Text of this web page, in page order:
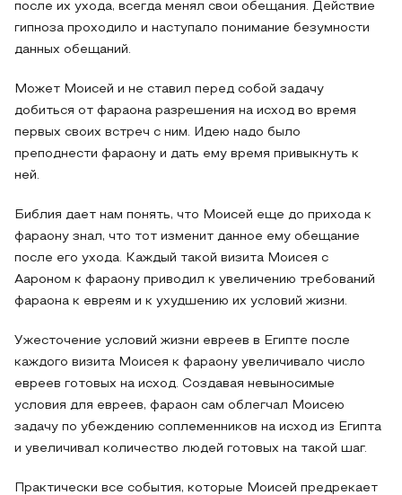
после их ухода, всегда менял свои обещания. Действие
гипноза проходило и наступало понимание безумности
данных обещаний.
Может Моисей и не ставил перед собой задачу
добиться от фараона разрешения на исход во время
первых своих встреч с ним. Идею надо было
преподнести фараону и дать ему время привыкнуть к
ней.
Библия дает нам понять, что Моисей еще до прихода к
фараону знал, что тот изменит данное ему обещание
после его ухода. Каждый такой визита Моисея с
Аароном к фараону приводил к увеличению требований
фараона к евреям и к ухудшению их условий жизни.
Ужесточение условий жизни евреев в Египте после
каждого визита Моисея к фараону увеличивало число
евреев готовых на исход. Создавая невыносимые
условия для евреев, фараон сам облегчал Моисею
задачу по убеждению соплеменников на исход из Египта
и увеличивал количество людей готовых на такой шаг.
Практически все события, которые Моисей предрекает